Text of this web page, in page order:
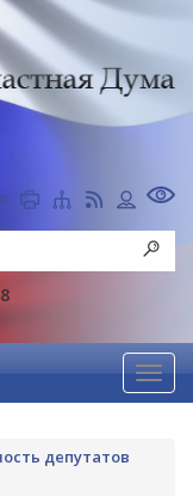
депутатов